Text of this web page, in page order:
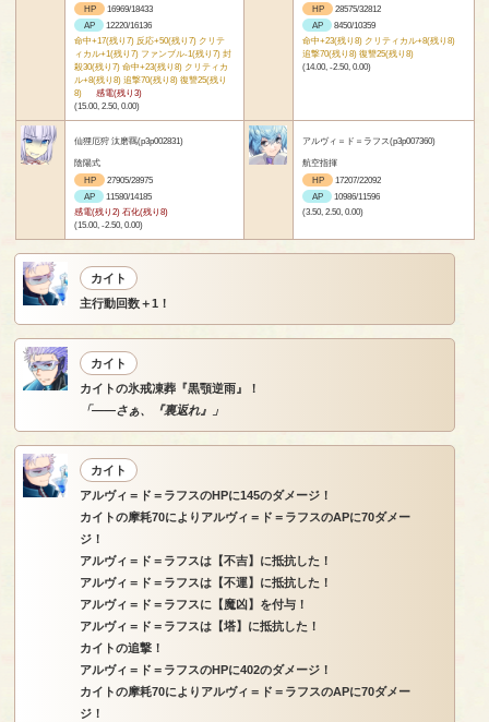
HP
16969/18433
AP
12220/16136
命中+17(残り7) 反応+50(残り7) クリテ
ィカル+1(残り7) ファンブル-1(残り7) 封
殺30(残り7) 命中+23(残り8) クリティカ
ル+8(残り8) 追撃70(残り8) 復讐25(残り
8)
感電(残り3)
(15.00, 2.50, 0.00)
HP
28575/32812
AP
8450/10359
命中+23(残り8) クリティカル+8(残り8)
追撃70(残り8) 復讐25(残り8)
(14.00, -2.50, 0.00)
仙狸厄狩 汰磨羈(p3p002831)
陰陽式
HP
27905/28975
AP
11580/14185
感電(残り2) 石化(残り8)
(15.00, -2.50, 0.00)
アルヴィ＝ド＝ラフス(p3p007360)
航空指揮
HP
17207/22092
AP
10986/11596
(3.50, 2.50, 0.00)
カイト
主行動回数＋1！
カイト
カイトの氷戒凍葬『黒顎逆雨』！
「――さぁ、『裏返れ』」
カイト
アルヴィ＝ド＝ラフスのHPに145のダメージ！
カイトの摩耗70によりアルヴィ＝ド＝ラフスのAPに70ダメー
ジ！
アルヴィ＝ド＝ラフスは【不吉】に抵抗した！
アルヴィ＝ド＝ラフスは【不運】に抵抗した！
アルヴィ＝ド＝ラフスに【魔凶】を付与！
アルヴィ＝ド＝ラフスは【塔】に抵抗した！
カイトの追撃！
アルヴィ＝ド＝ラフスのHPに402のダメージ！
カイトの摩耗70によりアルヴィ＝ド＝ラフスのAPに70ダメー
ジ！